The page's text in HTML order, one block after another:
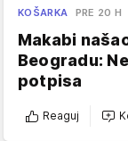
KOŠARKA PRE 20 H
Makabi
Beogradu:
potpisa
Reaguj